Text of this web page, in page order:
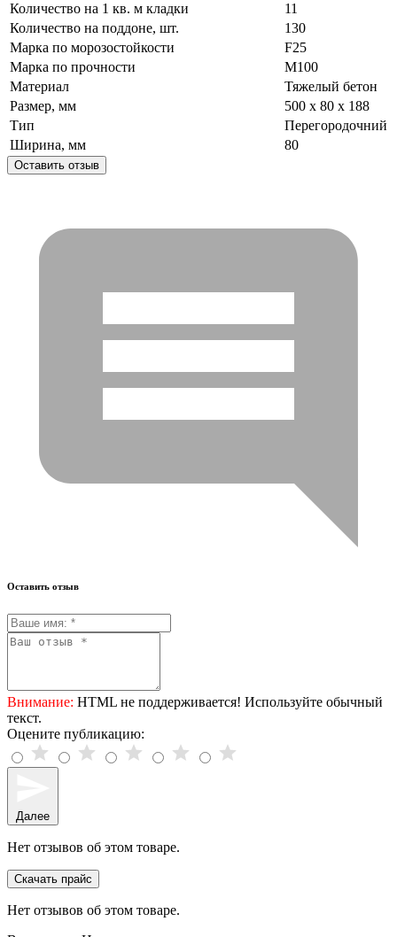
Количество на 1 кв. м кладки
11
Количество на поддоне, шт.
130
Марка по морозостойкости
F25
Марка по прочности
М100
Материал
Тяжелый бетон
Размер, мм
500 х 80 х 188
Тип
Перегородочний
Ширина, мм
80
Оставить отзыв
Оставить отзыв
Внимание: HTML не поддерживается! Используйте обычный
текст.
Оцените публикацию:
Далее
Нет отзывов об этом товаре.
Скачать прайс
Нет отзывов об этом товаре.